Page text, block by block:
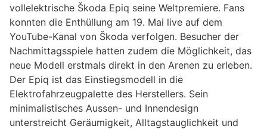
vollelektrische Škoda Epiq seine Weltpremiere. Fans
konnten die Enthüllung am 19. Mai live auf dem
YouTube-Kanal von Škoda verfolgen. Besucher der
Nachmittagsspiele hatten zudem die Möglichkeit, das
neue Modell erstmals direkt in den Arenen zu erleben.
Der Epiq ist das Einstiegsmodell in die
Elektrofahrzeugpalette des Herstellers. Sein
minimalistisches Aussen- und Innendesign
unterstreicht Geräumigkeit, Alltagstauglichkeit und